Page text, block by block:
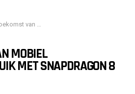
computergebruik met Snapdragon 8 Gen 2
MOBIEL
MET SNAPDRAGON 8